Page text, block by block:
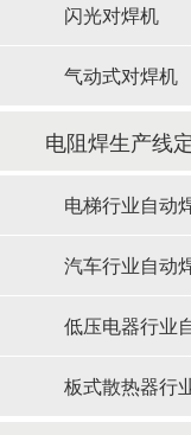
闪光对焊机
气动式对焊机
电阻焊生产线